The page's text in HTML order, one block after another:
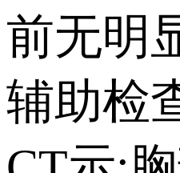
前无明
辅助检